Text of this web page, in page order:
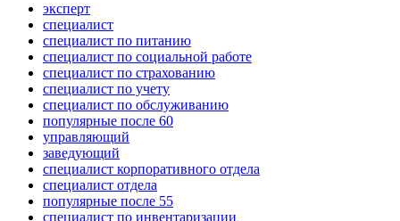
эксперт
специалист
специалист по питанию
специалист по социальной работе
специалист по страхованию
специалист по учету
специалист по обслуживанию
популярные после 60
управляющий
заведующий
специалист корпоративного отдела
специалист отдела
популярные после 55
специалист по инвентаризации